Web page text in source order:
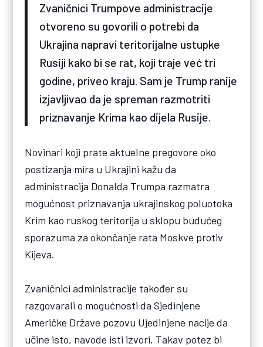
Zvaničnici Trumpove administracije
otvoreno su govorili o potrebi da
Ukrajina napravi teritorijalne ustupke
Rusiji kako bi se rat, koji traje već tri
godine, priveo kraju. Sam je Trump ranije
izjavljivao da je spreman razmotriti
priznavanje Krima kao dijela Rusije.
Novinari koji prate aktuelne pregovore oko
postizanja mira u Ukrajini kažu da
administracija Donalda Trumpa razmatra
mogućnost priznavanja ukrajinskog poluotoka
Krim kao ruskog teritorija u sklopu budućeg
sporazuma za okončanje rata Moskve protiv
Kijeva.
Zvaničnici administracije također su
razgovarali o mogućnosti da Sjedinjene
Američke Države pozovu Ujedinjene nacije da
učine isto, navode isti izvori. Takav potez bi